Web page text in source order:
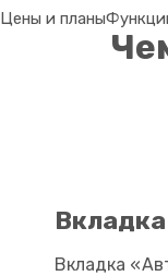
Цены и планы
Вкладка